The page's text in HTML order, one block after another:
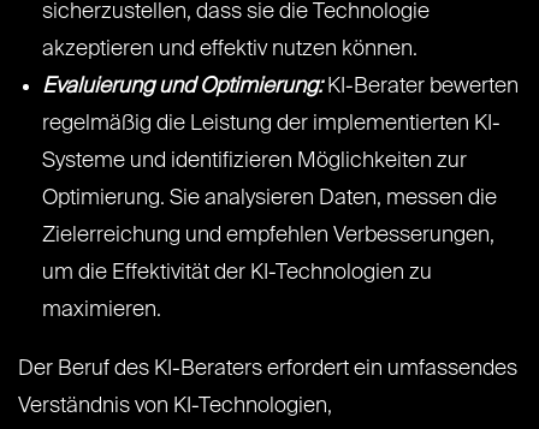
sicherzustellen, dass sie die Technologie
akzeptieren und effektiv nutzen können.
Evaluierung und Optimierung:KI-Berater bewerten
regelmäßig die Leistung der implementierten KI-
Systeme und identifizieren Möglichkeiten zur
Optimierung. Sie analysieren Daten, messen die
Zielerreichung und empfehlen Verbesserungen,
um die Effektivität der KI-Technologien zu
maximieren.
Der Beruf des KI-Beraters erfordert ein umfassendes
Verständnis von KI-Technologien,